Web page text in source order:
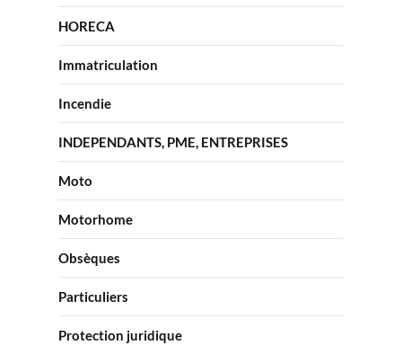
HORECA
Immatriculation
Incendie
INDEPENDANTS, PME, ENTREPRISES
Moto
Motorhome
Obsèques
Particuliers
Protection juridique